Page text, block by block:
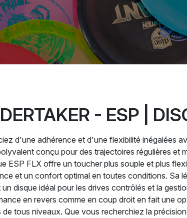
- ESP |
d'une adhérence et d'une flexibilité inégalées
conçu pour des trajectoires régulières et
ESP FLX offre un toucher plus souple et plus
et un confort optimal en toutes conditions. Sa
disque idéal pour les drives contrôlés et la
en revers comme en coup droit en fait une
de tous niveaux. Que vous recherchiez la